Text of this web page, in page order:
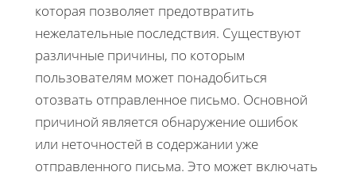
которая позволяет предотвратить
нежелательные последствия. Существуют
различные причины, по которым
пользователям может понадобиться
отозвать отправленное письмо. Основной
причиной является обнаружение ошибок
или неточностей в содержании уже
отправленного письма. Это может включать